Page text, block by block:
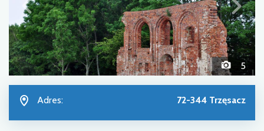
5
Adres: 72-344 Trzęsacz